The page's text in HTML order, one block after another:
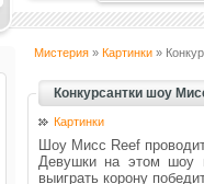
Мистерия » Картинки »
Конкурсантки шоу
Картинки
Шоу Мисс Reef
Девушки на этом шоу
выиграть корону